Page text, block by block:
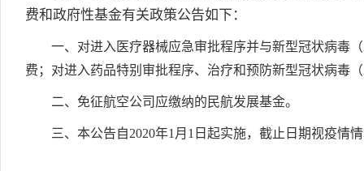
费和政府性基金有关政策公告如下：
一、对进入医疗器械应急审批程序并与新型冠状病毒（
费；对进入药品特别审批程序、治疗和预防新型冠状病毒
二、免征航空公司应缴纳的民航发展基金。
三、本公告自2020年1月1日起实施，截止日期视疫情